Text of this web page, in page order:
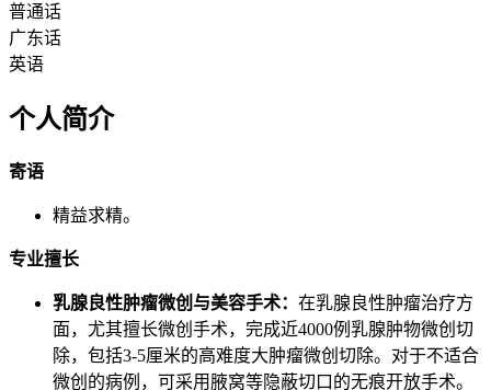
普通话
广东话
英语
个人简介
寄语
精益求精。
专业擅长
乳腺良性肿瘤微创与美容手术： 在乳腺良性肿瘤治疗方
面，尤其擅长微创手术，完成近4000例乳腺肿物微创切
除，包括3-5厘米的高难度大肿瘤微创切除。对于不适合
微创的病例，可采用腋窝等隐蔽切口的无痕开放手术。